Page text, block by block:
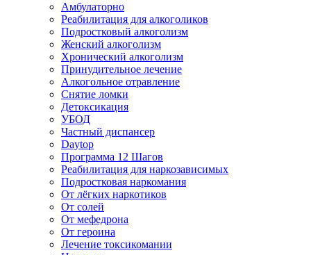
Амбулаторно
Реабилитация для алкоголиков
Подростковый алкоголизм
Женский алкоголизм
Хронический алкоголизм
Принудительное лечение
Алкогольное отравление
Снятие ломки
Детоксикация
УБОД
Частный диспансер
Daytop
Программа 12 Шагов
Реабилитация для наркозависимых
Подростковая наркомания
От лёгких наркотиков
От солей
От мефедрона
От героина
Лечение токсикомании